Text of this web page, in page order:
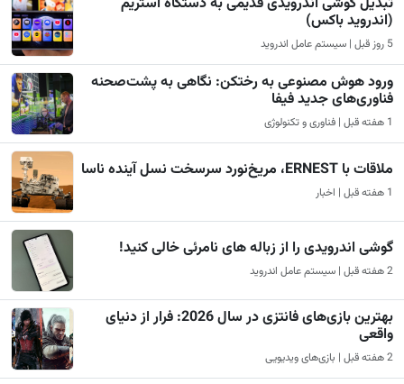
(اندروید باکس)
5 روز قبل | سیستم عامل اندروید
ورود هوش مصنوعی به رختکن: نگاهی به پشت‌صحنه
فناوری‌های جدید فیفا
1 هفته قبل | فناوری و تکنولوژی
ملاقات با ERNEST، مریخ‌نورد سرسخت نسل آینده ناسا
1 هفته قبل | اخبار
گوشی اندرویدی را از زباله های نامرئی خالی کنید!
2 هفته قبل | سیستم عامل اندروید
بهترین بازی‌های فانتزی در سال 2026: فرار از دنیای
واقعی
2 هفته قبل | بازی‌های ویدیویی